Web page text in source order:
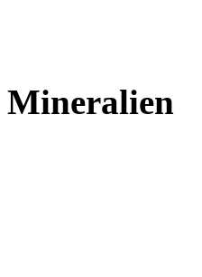
Mineralien